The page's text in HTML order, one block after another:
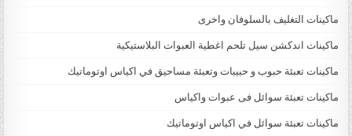
ماكينات التغليف بالسلوفان واخرى
ماكينات اندكشن سيل تلحم اغطية العبوات البلاستيكية
ماكينات تعبئة حبوب و حبيبات وتعبئة مساحيق في اكياس اوتوماتيك
ماكينات تعبئة سوائل فى عبوات واكياس
ماكينات تعبئة سوائل في اكياس اوتوماتيك